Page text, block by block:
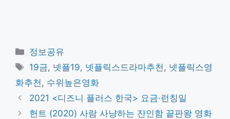
카
테
리
정보공유
태
그
19금, 넷플19, 넷플릭스드라마추천, 넷플릭스영
화추천, 수위높은영화
2021 <디즈니 플러스 한국> 요금·런칭일
헌트 (2020) 사람 사냥하는 잔인함 끝판왕 영화